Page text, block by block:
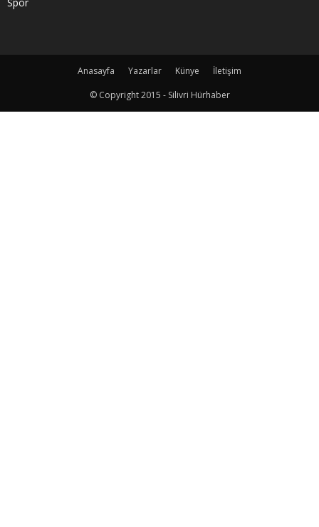
Anasayfa Yazarlar Künye
İletişim
© Copyright 2015 - Silivri Hürhaber